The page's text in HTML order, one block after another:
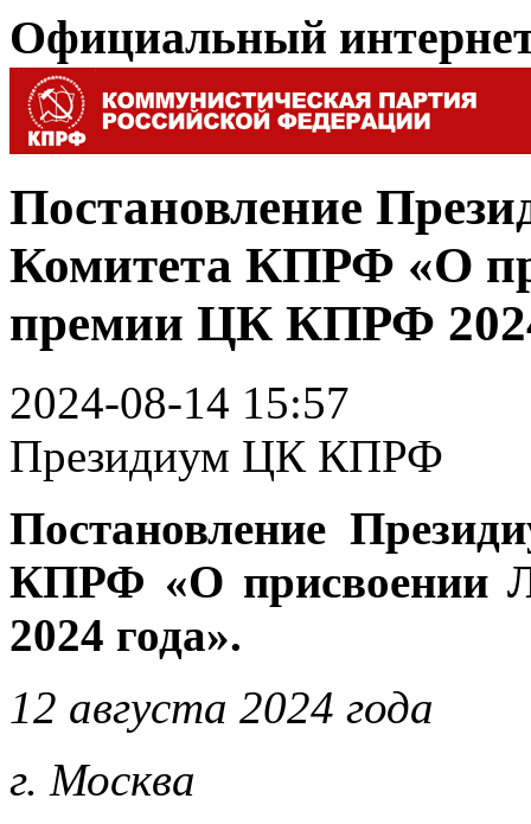
Официальный
Постановление
Комитета КПРФ «О
премии ЦК КПРФ
2024-08-14 15:57
Президиум ЦК КПРФ
Постановление
КПРФ «О присвоении
2024 года».
12 августа 2024 года
г. Москва